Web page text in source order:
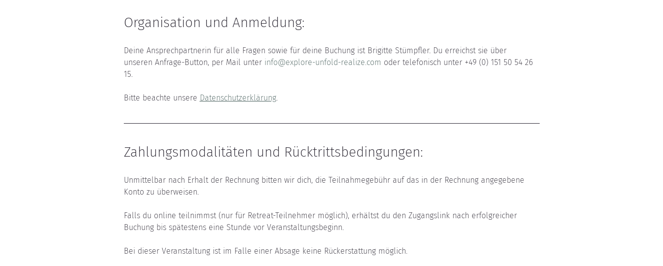
Organisation und Anmeldung:
Deine Ansprechpartnerin für alle Fragen sowie für deine Buchung ist Brigitte Stümpfler. Du erreichst sie über
unseren Anfrage-Button, per Mail unter info@explore-unfold-realize.com oder telefonisch unter +49 (0) 151 50 54 26
15.
Bitte beachte unsere Datenschutzerklärung.
Zahlungsmodalitäten und Rücktrittsbedingungen:
Unmittelbar nach Erhalt der Rechnung bitten wir dich, die Teilnahmegebühr auf das in der Rechnung angegebene
Konto zu überweisen.
Falls du online teilnimmst (nur für Retreat-Teilnehmer möglich), erhältst du den Zugangslink nach erfolgreicher
Buchung bis spätestens eine Stunde vor Veranstaltungsbeginn.
Bei dieser Veranstaltung ist im Falle einer Absage keine Rückerstattung möglich.